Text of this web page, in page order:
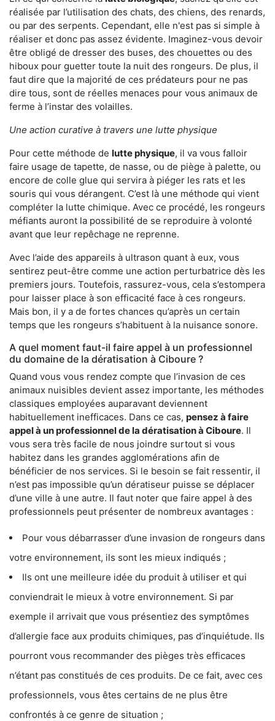
réalisée par l’utilisation des chats, des chiens, des renards,
ou par des serpents. Cependant, elle n'est pas si simple à
réaliser et donc pas assez évidente. Imaginez-vous devoir
être obligé de dresser des buses, des chouettes ou des
hiboux pour guetter toute la nuit des rongeurs. De plus, il
faut dire que la majorité de ces prédateurs pour ne pas
dire tous, sont de réelles menaces pour vous animaux de
ferme à l’instar des volailles.
Une action curative à travers une lutte physique
Pour cette méthode de lutte physique, il va vous falloir
faire usage de tapette, de nasse, ou de piège à palette, ou
encore de colle glue qui servira à piéger les rats et les
souris qui vous dérangent. C’est là une méthode qui vient
compléter la lutte chimique. Avec ce procédé, les rongeurs
méfiants auront la possibilité de se reproduire à volonté
avant que leur repêchage ne reprenne.
Avec l’aide des appareils à ultrason quant à eux, vous
sentirez peut-être comme une action perturbatrice dès les
premiers jours. Toutefois, rassurez-vous, cela s’estompera
pour laisser place à son efficacité face à ces rongeurs.
Mais bon, il y a de fortes chances qu’après un certain
temps que les rongeurs s’habituent à la nuisance sonore.
A quel moment faut-il faire appel à un professionnel
du domaine de la dératisation à Ciboure ?
Quand vous vous rendez compte que l’invasion de ces
animaux nuisibles devient assez importante, les méthodes
classiques employées auparavant deviennent
habituellement inefficaces. Dans ce cas, pensez à faire
appel à un professionnel de la dératisation à Ciboure. Il
vous sera très facile de nous joindre surtout si vous
habitez dans les grandes agglomérations afin de
bénéficier de nos services. Si le besoin se fait ressentir, il
n’est pas impossible qu’un dératiseur puisse se déplacer
d’une ville à une autre. Il faut noter que faire appel à des
professionnels peut présenter de nombreux avantages :
Pour vous débarrasser d’une invasion de rongeurs dans
votre environnement, ils sont les mieux indiqués ;
Ils ont une meilleure idée du produit à utiliser et qui
conviendrait le mieux à votre environnement. Si par
exemple il arrivait que vous présentiez des symptômes
d’allergie face aux produits chimiques, pas d’inquiétude. Ils
pourront vous recommander des pièges très efficaces
n’étant pas constitués de ces produits. De ce fait, avec ces
professionnels, vous êtes certains de ne plus être
confrontés à ce genre de situation ;